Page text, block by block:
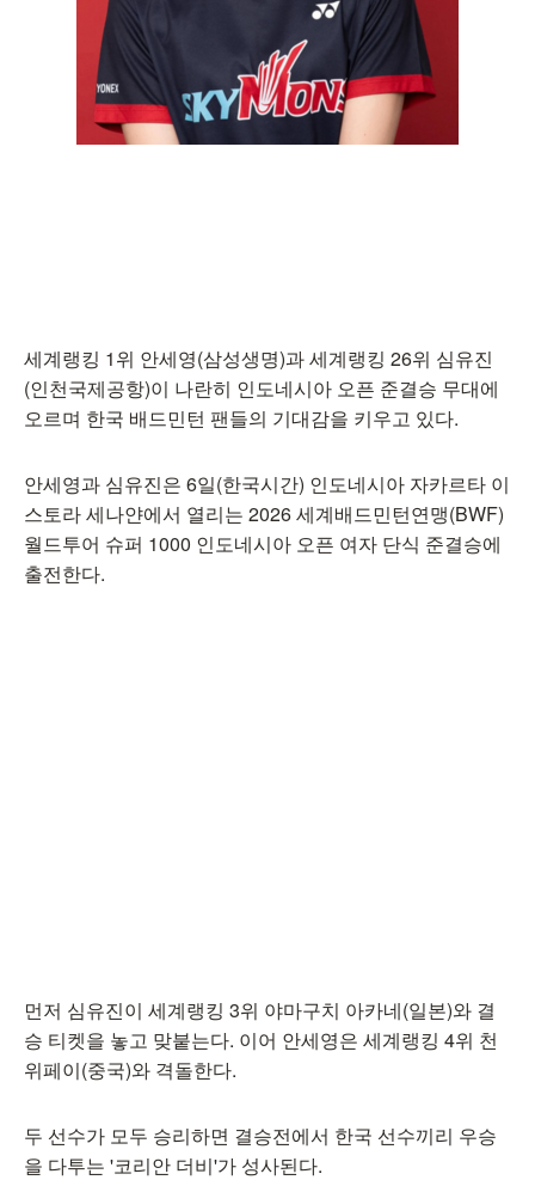
세계랭킹 1위 안세영(삼성생명)과 세계랭킹 26위 심유진
(인천국제공항)이 나란히 인도네시아 오픈 준결승 무대에
오르며 한국 배드민턴 팬들의 기대감을 키우고 있다.
안세영과 심유진은 6일(한국시간) 인도네시아 자카르타 이
스토라 세나얀에서 열리는 2026 세계배드민턴연맹(BWF)
월드투어 슈퍼 1000 인도네시아 오픈 여자 단식 준결승에
출전한다.
먼저 심유진이 세계랭킹 3위 야마구치 아카네(일본)와 결
승 티켓을 놓고 맞붙는다. 이어 안세영은 세계랭킹 4위 천
위페이(중국)와 격돌한다.
두 선수가 모두 승리하면 결승전에서 한국 선수끼리 우승
을 다투는 '코리안 더비'가 성사된다.